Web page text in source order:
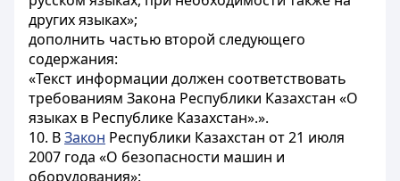
других языках»;
дополнить частью второй следующего
содержания:
«Текст информации должен соответствовать
требованиям Закона Республики Казахстан «О
языках в Республике Казахстан».».
10. ВЗакон Республики Казахстан от 21 июля
2007 года «О безопасности машин и
оборудования»: